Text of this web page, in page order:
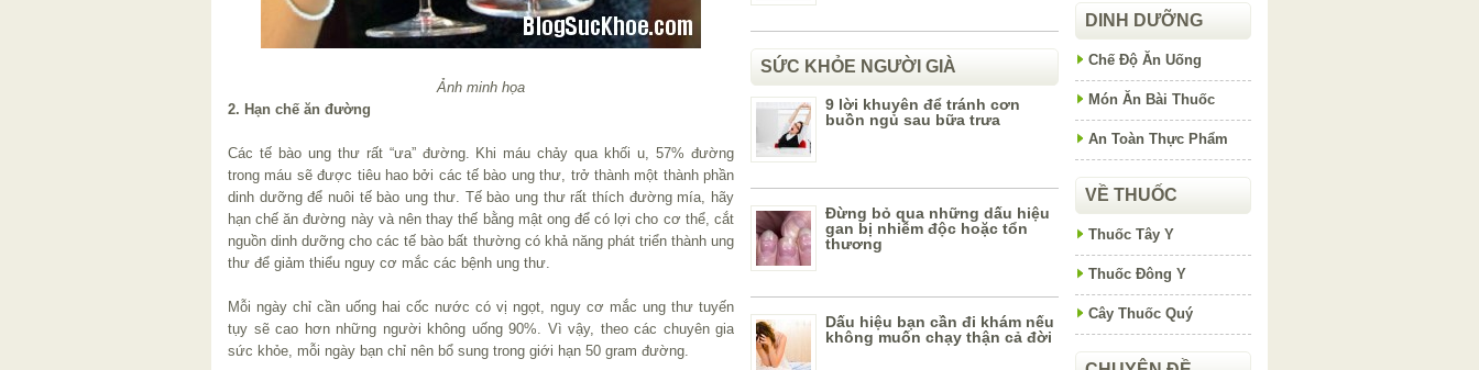
Ảnh minh họa
2. Hạn chế ăn đường
Các tế bào ung thư rất “ưa” đường. Khi máu chảy qua khối u, 57% đường
trong máu sẽ được tiêu hao bởi các tế bào ung thư, trở thành một thành phần
dinh dưỡng để nuôi tế bào ung thư. Tế bào ung thư rất thích đường mía, hãy
hạn chế ăn đường này và nên thay thế bằng mật ong để có lợi cho cơ thể, cắt
nguồn dinh dưỡng cho các tế bào bất thường có khả năng phát triển thành ung
thư để giảm thiểu nguy cơ mắc các bệnh ung thư.
Mỗi ngày chỉ cần uống hai cốc nước có vị ngọt, nguy cơ mắc ung thư tuyến
tụy sẽ cao hơn những người không uống 90%. Vì vậy, theo các chuyên gia
sức khỏe, mỗi ngày bạn chỉ nên bổ sung trong giới hạn 50 gram đường.
SỨC KHỎE NGƯỜI GIÀ
9 lời khuyên để tránh cơn
buồn ngủ sau bữa trưa
Đừng bỏ qua những dấu hiệu
gan bị nhiễm độc hoặc tổn
thương
Dấu hiệu bạn cần đi khám nếu
không muốn chạy thận cả đời
DINH DƯỠNG
Chế Độ Ăn Uống
Món Ăn Bài Thuốc
An Toàn Thực Phẩm
VỀ THUỐC
Thuốc Tây Y
Thuốc Đông Y
Cây Thuốc Quý